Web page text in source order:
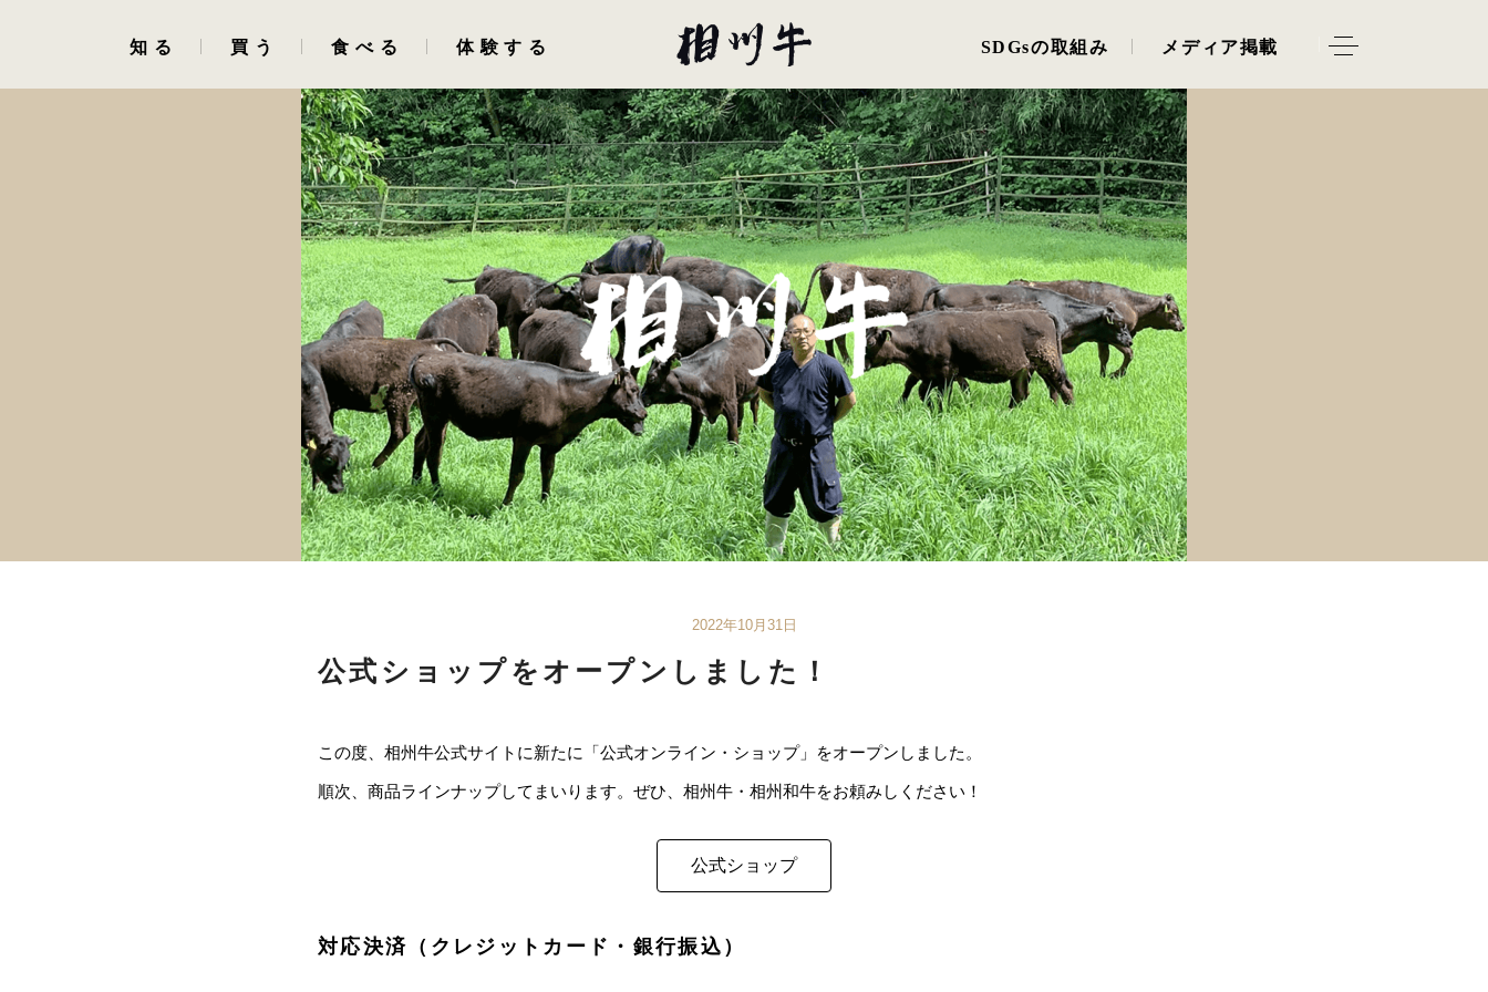
知る
相州牛・相州和牛とは
買う
NAKAGAWA298
公式ショップ
お祝い・ギフト
ふるさと納税
食べる
和牛屋 老舗肉卸問屋直営
NAKAGAWA298
体験する SDGsの取組み メディア掲載
2022年10月31日
公式ショップをオープンしました！
この度、相州牛公式サイトに新たに「公式オンライン・ショップ」をオープンしました。
順次、商品ラインナップしてまいります。ぜひ、相州牛・相州和牛をお頼みしください！
公式ショップ
対応決済（クレジットカード・銀行振込）